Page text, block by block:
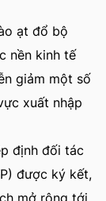
ạt đổ bộ
nền kinh tế
giảm một số
xuất nhập
định đối tác
được ký kết,
mở rộng tới